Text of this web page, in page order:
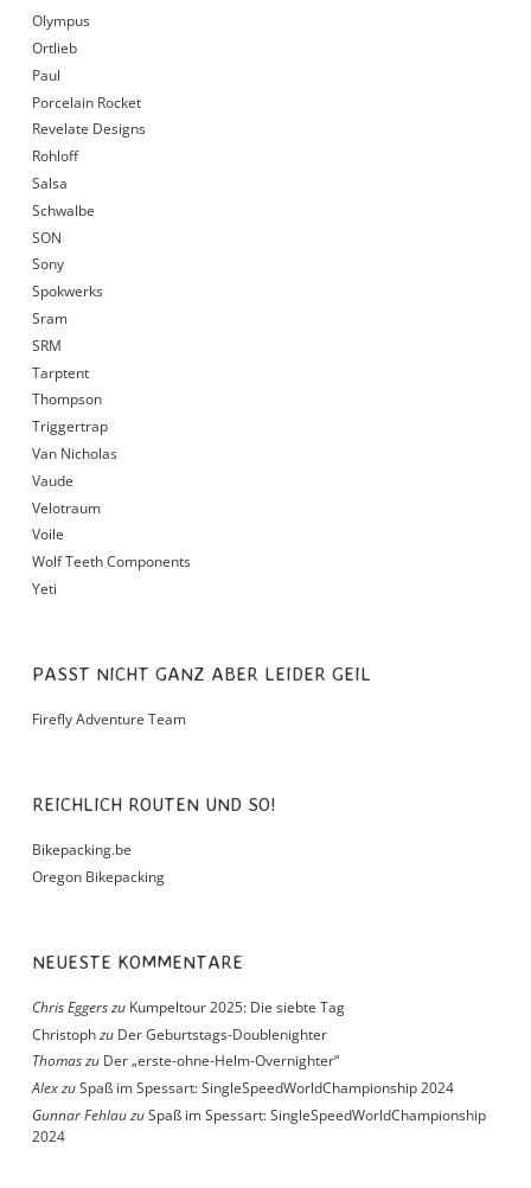
Olympus
Ortlieb
Paul
Porcelain Rocket
Revelate Designs
Rohloff
Salsa
Schwalbe
SON
Sony
Spokwerks
Sram
SRM
Tarptent
Thompson
Triggertrap
Van Nicholas
Vaude
Velotraum
Voile
Wolf Teeth Components
Yeti
PASST NICHT GANZ ABER LEIDER GEIL
Firefly Adventure Team
REICHLICH ROUTEN UND SO!
Bikepacking.be
Oregon Bikepacking
NEUESTE KOMMENTARE
Chris Eggerszu Kumpeltour 2025: Die siebte Tag
Christophzu Der Geburtstags-Doublenighter
Thomaszu Der „erste-ohne-Helm-Overnighter“
AlexzuSpaß im Spessart: SingleSpeedWorldChampionship 2024
Gunnar FehlauzuSpaß im Spessart: SingleSpeedWorldChampionship
2024